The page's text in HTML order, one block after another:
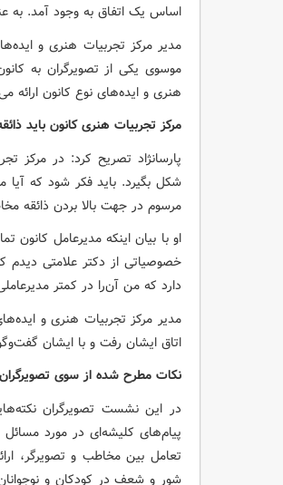
اساس یک اتفاق به وجود آمد. به
مدیر مرکز تجربیات هنری و
موسوی یکی از تصویرگران به
هنری و ایده‌های نوع کانون ارائه
مرکز تجربیات هنری کانون باید
پارسانژاد تصریح کرد: در مرکز
شکل بگیرد. باید فکر شود که
مرسوم در جهت بالا بردن ذائقه
او با بیان اینکه مدیرعامل کانون
خصوصیاتی از دکتر علامتی
دارد که من آن‌را در کمتر
مدیر مرکز تجربیات هنری و
اتاق ایشان رفت و با ایشان
نکات مطرح شده از سوی تصویرگران
در این نشست تصویرگران
پیام‌های کلیشه‌ای در مورد
تعامل بین مخاطب و تصویرگر،
شور و شعف در کودکان و